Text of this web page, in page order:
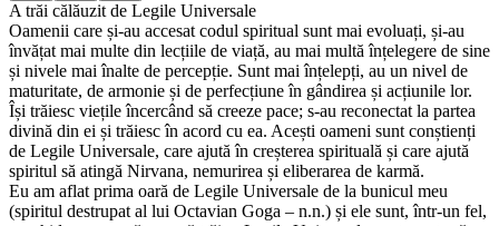
A trăi călăuzit de Legile Universale
Oamenii care și-au accesat codul spiritual sunt mai evoluați, și-au
învățat mai multe din lecțiile de viață, au mai multă înțelegere de sine
și nivele mai înalte de percepție. Sunt mai înțelepți, au un nivel de
maturitate, de armonie și de perfecțiune în gândirea și acțiunile lor.
Își trăiesc viețile încercând să creeze pace; s-au reconectat la partea
divină din ei și trăiesc în acord cu ea. Acești oameni sunt conștienți
de Legile Universale, care ajută în creșterea spirituală și care ajută
spiritul să atingă Nirvana, nemurirea și eliberarea de karmă.
Eu am aflat prima oară de Legile Universale de la bunicul meu
(spiritul destrupat al lui Octavian Goga – n.n.) și ele sunt, într-un fel,